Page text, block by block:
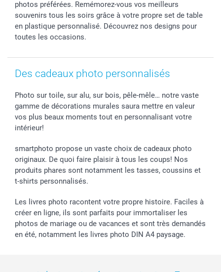
Droit de rétractation
Collection naissance
Tous les évènements
Plan du site
Statut de ma commande
smarfriends
smartgarantie
photos préférées. Remémorez-vous vos meilleurs
souvenirs tous les soirs grâce à votre propre set de table
en plastique personnalisé. Découvrez nos designs pour
toutes les occasions.
Des cadeaux photo personnalisés
Photo sur toile, sur alu, sur bois, pêle-mêle… notre vaste
gamme de décorations murales saura mettre en valeur
vos plus beaux moments tout en personnalisant votre
intérieur!
smartphoto propose un vaste choix de cadeaux photo
originaux. De quoi faire plaisir à tous les coups! Nos
produits phares sont notamment les tasses, coussins et
t-shirts personnalisés.
Les livres photo racontent votre propre histoire. Faciles à
créer en ligne, ils sont parfaits pour immortaliser les
photos de mariage ou de vacances et sont très demandés
en été, notamment les livres photo DIN A4 paysage.